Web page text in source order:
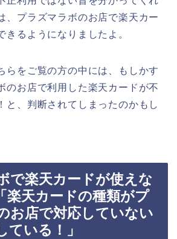
、プラズマラボのお店で楽天カー
きるようになりましたよ。
らをご覧の方の中には、もしかす
のお店で利用した楽天カードが不
と、判断されてしまったのかもし
で楽天カードが使えな
楽天カードの種類がプ
お店で対応していない
ている！」